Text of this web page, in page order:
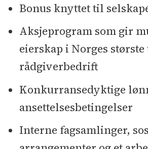
Bonus knyttet til
Aksjeprogram som gir
eierskap i Norges
rådgiverbedrift
Konkurransedyktige
ansettelsesbetingelser
Interne fagsamlinger,